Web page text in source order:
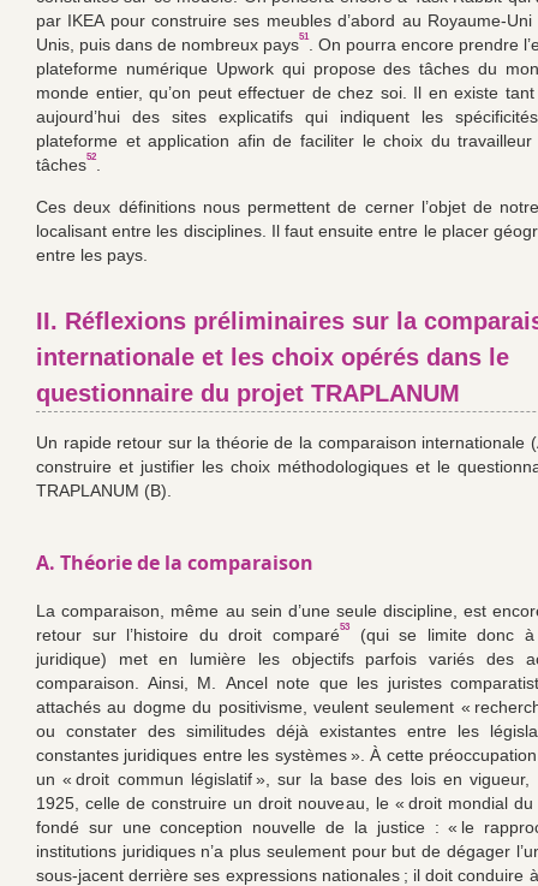
par IKEA pour construire ses meubles d’abord au Royaume-
Unis, puis dans de nombreux pays51. On pourra encore prendre
plateforme numérique Upwork qui propose des tâches du
monde entier, qu’on peut effectuer de chez soi. Il en existe tant
aujourd’hui des sites explicatifs qui indiquent les
plateforme et application afin de faciliter le choix du
tâches52
Ces deux définitions nous permettent de cerner l’objet de
localisant entre les disciplines. Il faut ensuite entre le placer
entre les pays.
II. Réflexions préliminaires sur la
internationale et les choix opérés dans le
questionnaire du projet TRAPLANUM
Un rapide retour sur la théorie de la comparaison internationale
construire et justifier les choix méthodologiques et le
TRAPLANUM (B).
A. Théorie de la comparaison
La comparaison, même au sein d’une seule discipline, est
retour sur l’histoire du droit comparé53(qui se limite donc à
juridique) met en lumière les objectifs parfois variés des
comparaison. Ainsi, M. Ancel note que les juristes
attachés au dogme du positivisme, veulent seulement «
ou constater des similitudes déjà existantes entre les
constantes juridiques entre les systèmes ». À cette
un « droit commun législatif », sur la base des lois en vigueur,
1925, celle de construire un droit nouveau, le « droit mondial du
fondé sur une conception nouvelle de la justice : « le
institutions juridiques n’a plus seulement pour but de dégager
sous-jacent derrière ses expressions nationales ; il doit conduire